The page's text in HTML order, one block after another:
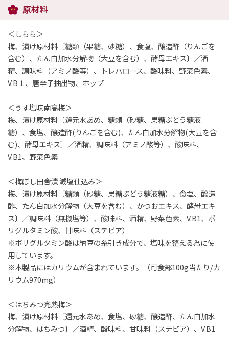
原材料
＜しらら＞
梅、漬け原材料〔糖類（果糖、砂糖）、食塩、醸造酢（りんごを
含む）、たん白加水分解物（大豆を含む）、酵母エキス〕／酒
精、調味料（アミノ酸等）、トレハロース、酸味料、野菜色素、
V.B１、唐辛子抽出物、ホップ
＜うす塩味南高梅＞
梅、漬け原材料〔還元水あめ、糖類（砂糖、果糖ぶどう糖液
糖）、食塩、醸造酢(りんごを含む)、たん白加水分解物(大豆を含
む)、酵母エキス〕／酒精、調味料（アミノ酸等）、酸味料、
V.B1、野菜色素
＜梅ぼし田舎漬 減塩仕込み＞
梅、漬け原材料〔糖類（砂糖、果糖ぶどう糖液糖）、食塩、醸造
酢、たん白加水分解物（大豆を含む）、かつおエキス、酵母エキ
ス〕／調味料（無機塩等）、酸味料、酒精、野菜色素、V.B1、ポ
リグルタミン酸、甘味料（ステビア）
※ポリグルタミン酸は納豆の糸引き成分で、塩味を整える為に使
用しています。
※本製品にはカリウムが含まれています。（可食部100g当たり/カ
リウム970mg）
＜はちみつ完熟梅＞
梅、漬け原材料〔還元水あめ、食塩、砂糖、醸造酢、たん白加水
分解物、はちみつ〕／酒精、酸味料、甘味料（ステビア）、V.B1